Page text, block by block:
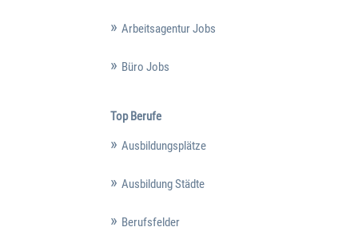
Arbeitsagentur Jobs
Büro Jobs
Top Berufe
Ausbildungsplätze
Ausbildung Städte
Berufsfelder